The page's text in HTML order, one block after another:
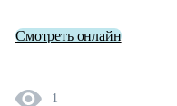
Смотреть онлайн
1